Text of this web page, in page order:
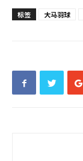
标签 大马羽球